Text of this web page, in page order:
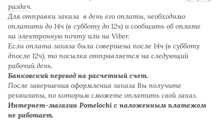
раздач.
Для отправки заказа в день его оплаты, необходимо
оплатить до 14ч (в субботу до 12ч) и сообщить об оплате
на электронную почту или на Viber.
Если оплата заказа была совершена после 14ч (в субботу
дпосле 12ч), то посылка отправляется на следующий
рабочий день.
Банковский перевод на расчетный счет.
После завершения оформления заказа Вы получите
реквизиты, по которым сможете оплатить свой заказ.
Интернет-магазин Pomelochi с наложенным платежом
не работает.